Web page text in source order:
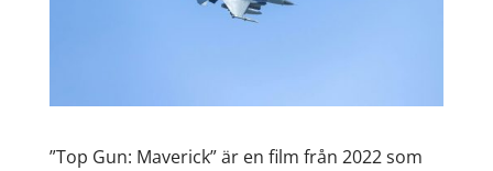
”Top Gun: Maverick” är en film från 2022 som